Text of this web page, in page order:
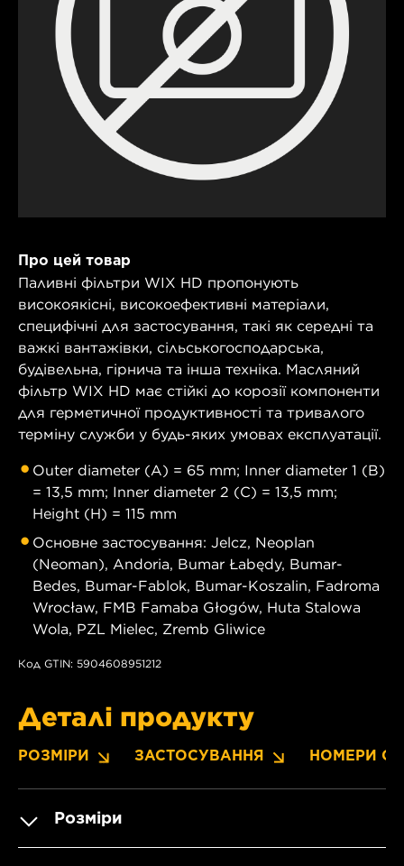
Про цей товар
Паливні фільтри WIX HD пропонують
високоякісні, високоефективні матеріали,
специфічні для застосування, такі як середні та
важкі вантажівки, сільськогосподарська,
будівельна, гірнича та інша техніка. Масляний
фільтр WIX HD має стійкі до корозії компоненти
для герметичної продуктивності та тривалого
терміну служби у будь-яких умовах експлуатації.
Outer diameter (A) = 65 mm; Inner diameter 1 (B)
= 13,5 mm; Inner diameter 2 (C) = 13,5 mm;
Height (H) = 115 mm
Основне застосування: Jelcz, Neoplan
(Neoman), Andoria, Bumar Łabędy, Bumar-
Bedes, Bumar-Fablok, Bumar-Koszalin, Fadroma
Wrocław, FMB Famaba Głogów, Huta Stalowa
Wola, PZL Mielec, Zremb Gliwice
Код GTIN: 5904608951212
Деталі продукту
РОЗМІРИ ЗАСТОСУВАННЯ НОМЕРИ OE
Розміри